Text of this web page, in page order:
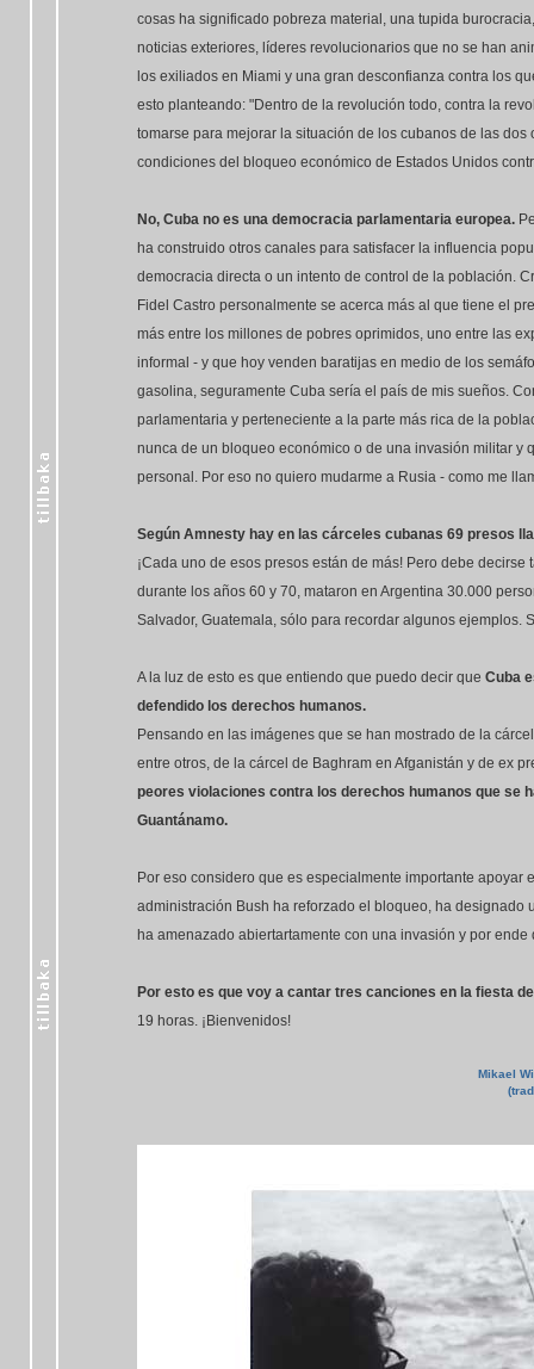
cosas ha significado pobreza material, una tupida
noticias exteriores, líderes revolucionarios que no se han
los exiliados en Miami y una gran desconfianza contra los
esto planteando: "Dentro de la revolución todo, contra la
tomarse para mejorar la situación de los cubanos de las
condiciones del bloqueo económico de Estados Unidos
No, Cuba no es una democracia parlamentaria europea.
ha construido otros canales para satisfacer la influencia
democracia directa o un intento de control de la población.
Fidel Castro personalmente se acerca más al que tiene el
más entre los millones de pobres oprimidos, uno entre las
informal - y que hoy venden baratijas en medio de los
gasolina, seguramente Cuba sería el país de mis sueños.
parlamentaria y perteneciente a la parte más rica de la
nunca de un bloqueo económico o de una invasión militar y
personal. Por eso no quiero mudarme a Rusia - como me
Según Amnesty hay en las cárceles cubanas 69 presos
¡Cada uno de esos presos están de más! Pero debe
durante los años 60 y 70, mataron en Argentina 30.000
Salvador, Guatemala, sólo para recordar algunos ejemplos.
A la luz de esto es que entiendo que puedo decir que Cuba
defendido los derechos humanos.
Pensando en las imágenes que se han mostrado de la
entre otros, de la cárcel de Baghram en Afganistán y de ex
peores violaciones contra los derechos humanos que se
Guantánamo.
Por eso considero que es especialmente importante
administración Bush ha reforzado el bloqueo, ha
ha amenazado abiertartamente con una invasión y por
Por esto es que voy a cantar tres canciones en la fiesta
19 horas. ¡Bienvenidos!
Mikael